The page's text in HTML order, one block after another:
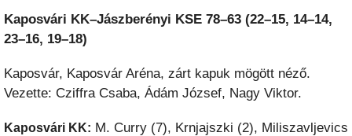
Kaposvári KK–Jászberényi KSE 78–63 (22–15, 14–14,
23–16, 19–18)
Kaposvár, Kaposvár Aréna, zárt kapuk mögött néző.
Vezette: Cziffra Csaba, Ádám József, Nagy Viktor.
Kaposvári KK: M. Curry (7), Krnjajszki (2), Miliszavljevics